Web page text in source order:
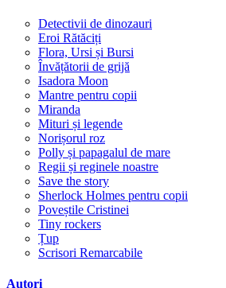
Detectivii de dinozauri
Eroi Rătăciți
Flora, Ursi și Bursi
Învățătorii de grijă
Isadora Moon
Mantre pentru copii
Miranda
Mituri și legende
Norișorul roz
Polly și papagalul de mare
Regii și reginele noastre
Save the story
Sherlock Holmes pentru copii
Poveștile Cristinei
Tiny rockers
Țup
Scrisori Remarcabile
Autori